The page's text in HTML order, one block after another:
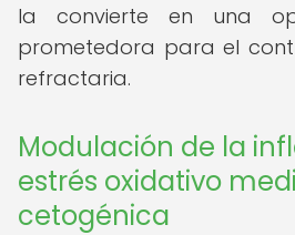
la convierte en una
prometedora para el
refractaria.
Modulación de la
estrés oxidativo
cetogénica